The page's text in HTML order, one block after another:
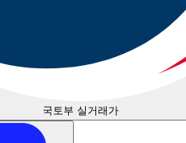
국토부 실거래가